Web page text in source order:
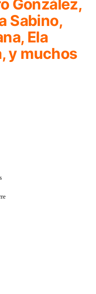
González,
Sabino,
Ela
y muchos